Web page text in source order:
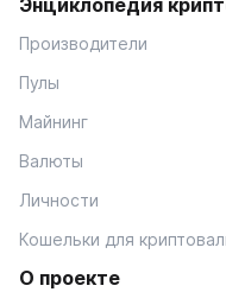
Энциклопедия
Производители
Пулы
Майнинг
Валюты
Личности
Кошельки для
О проекте